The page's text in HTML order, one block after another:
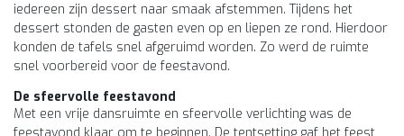
iedereen zijn dessert naar smaak afstemmen. Tijdens het
dessert stonden de gasten even op en liepen ze rond. Hierdoor
konden de tafels snel afgeruimd worden. Zo werd de ruimte
snel voorbereid voor de feestavond.
De sfeervolle feestavond
Met een vrije dansruimte en sfeervolle verlichting was de